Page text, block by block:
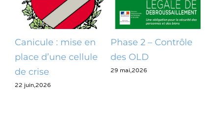
Canicule : mise en
place d’une cellule
de crise
22 juin,2026
Phase 2 – Contrôle
des OLD
29 mai,2026